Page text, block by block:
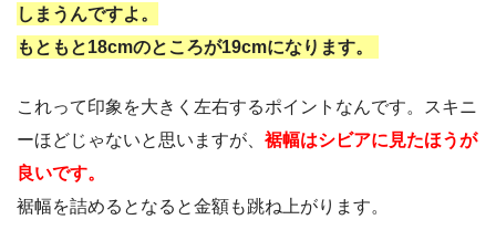
しまうんですよ。
もともと18cmのところが19cmになります。
これって印象を大きく左右するポイントなんです。スキニ
ーほどじゃないと思いますが、 裾幅はシビアに見たほうが
良いです。
裾幅を詰めるとなると金額も跳ね上がります。